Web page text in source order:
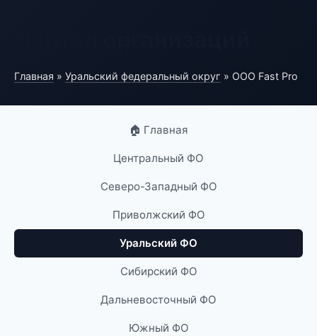
Главная » Уральский федеральный округ » ООО Fast Pro
🏠 Главная
Центральный ФО
Северо-Западный ФО
Приволжский ФО
Уральский ФО
Сибирский ФО
Дальневосточный ФО
Южный ФО